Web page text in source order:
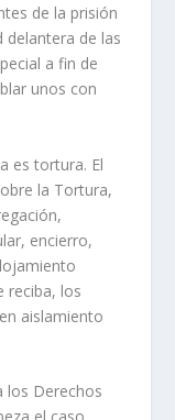
de la prisión
delantera de las
a fin de
unos con
es tortura. El
la Tortura,
encierro,
reciba, los
aislamiento
los Derechos